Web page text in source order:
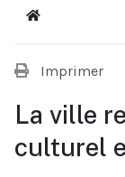
Accueil
Imprimer
La ville
culturel